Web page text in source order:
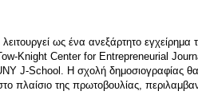
ως ένα ανεξάρτητο
Knight Center for Entrepreneurial
J-School. Η σχολή δημοσιογραφίας θα
πλαίσιο της πρωτοβουλίας,